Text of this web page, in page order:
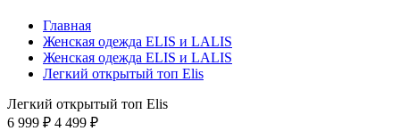
Главная
Женская одежда ELIS и LALIS
Женская одежда ELIS и LALIS
Легкий открытый топ Elis
Легкий открытый топ Elis
6 999 ₽ 4 499 ₽